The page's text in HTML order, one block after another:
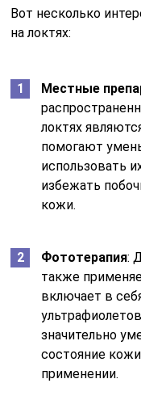
Вот несколько
на локтях:
Местные
локтях
помогают
использовать
избежать
кожи.
Фототерапия:
также
включает в
значительно
состояние
применении.